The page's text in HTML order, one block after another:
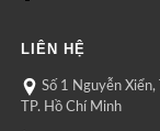
LIÊN HỆ
Số 1 Nguyễn
TP. Hồ Chí Minh